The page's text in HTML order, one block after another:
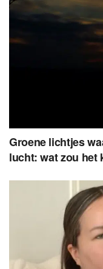
Groene lichtjes
lucht: wat zou het